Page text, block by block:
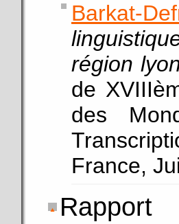
Barkat-
région
de
des
France,
Rapport